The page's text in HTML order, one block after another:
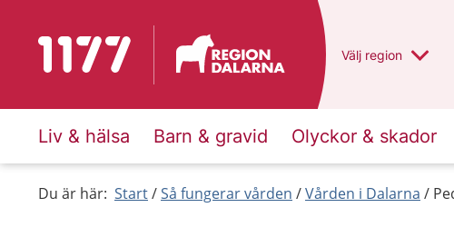
Till startsidan för 1177 Du har valt region
Välj en annan
region
Liv & hälsa Barn & gravid Olyckor & skador
Du är här: Start Så fungerar vården Vården i Dalarna